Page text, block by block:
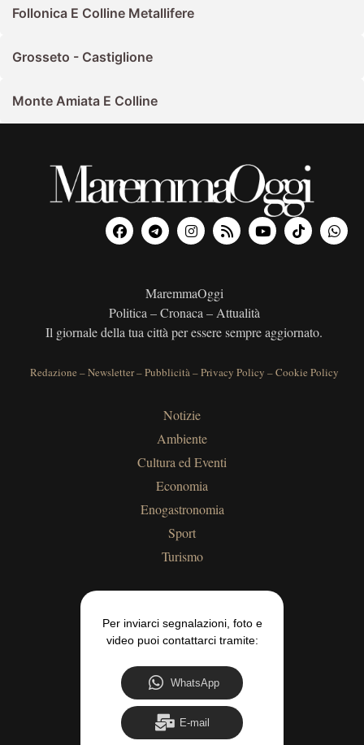
Follonica E Colline Metallifere
Grosseto - Castiglione
Monte Amiata E Colline
MaremmaOggi
Politica – Cronaca – Attualità
Il giornale della tua città per essere sempre aggiornato.
Redazione –Newsletter–Pubblicità–Privacy Policy –Cookie Policy
Notizie
Ambiente
Cultura ed Eventi
Economia
Enogastronomia
Sport
Turismo
Per inviarci segnalazioni, foto e
video puoi contattarci tramite:
WhatsApp
E-mail